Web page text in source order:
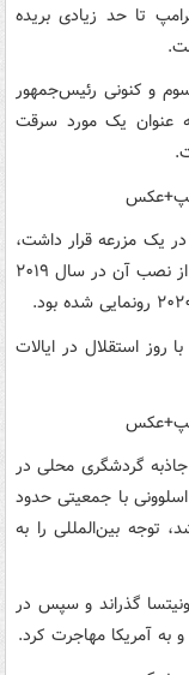
تا حد زیادی بریده
و کنونی رئیس‌جمهور
عنوان یک مورد سرقت
در یک مزرعه قرار داشت،
جایگزین نسخه چوبی قبلی شد که یک سال پس از نصب آن در سال ۲۰۱۹
چهارم جولای ۲۰۲۰ همزمان با روز استقلال در ایالات
گردشگری محلی در
با جمعیتی حدود
توجه بین‌المللی را به
گذراند و سپس در